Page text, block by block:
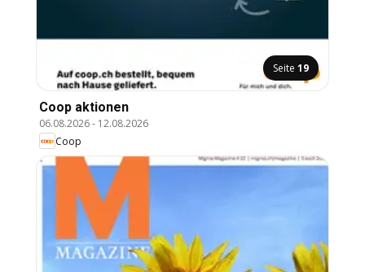
Seite 19
Coop aktionen
06.08.2026- 12.08.2026
Coop